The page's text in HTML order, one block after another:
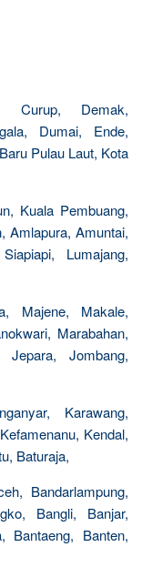
Curup, Demak,
Dumai, Ende,
Pulau Laut, Kota
Kuala Pembuang,
Amlapura, Amuntai,
Lumajang,
Majene, Makale,
Marabahan,
Jepara, Jombang,
Karawang,
Kendal,
Baturaja,
Bandarlampung,
Bangli, Banjar,
Bantaeng, Banten,